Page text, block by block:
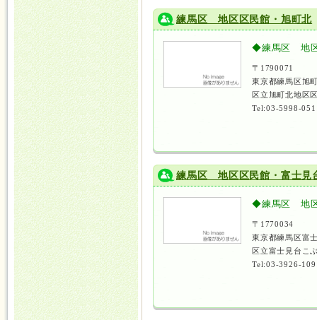
練馬区 地区区民館・旭町北
◆練馬区 地
〒1790071
東京都練馬区旭
区立旭町北地区
Tel:03-5998-
練馬区 地区区民館・富士見
◆練馬区 地
〒1770034
東京都練馬区富
区立富士見台こ
Tel:03-3926-